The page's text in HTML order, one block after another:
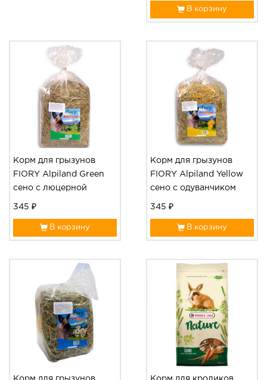
В корзину
В корзину
Корм для грызунов
FIORY Alpiland Green
сено с люцерной
345 ₽
В корзину
Корм для грызунов
FIORY Alpiland Yellow
сено с одуванчиком
345 ₽